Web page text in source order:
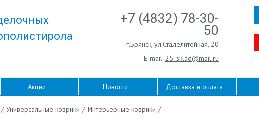
+7 (4832) 78-30-
50
г.Брянск, ул.Сталелитейная, 20
E-mail: 25-sklad@mail.ru
Акции Новости Доставка и оплата
/ Универсальные коврики / Интерьерные коврики /